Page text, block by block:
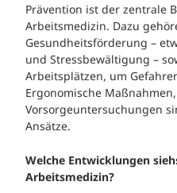
Prävention ist der zentrale
Arbeitsmedizin. Dazu
Gesundheitsförderung –
und Stressbewältigung –
Arbeitsplätzen, um
Ergonomische
Vorsorgeuntersuchungen
Ansätze.
Welche Entwicklungen
Arbeitsmedizin?